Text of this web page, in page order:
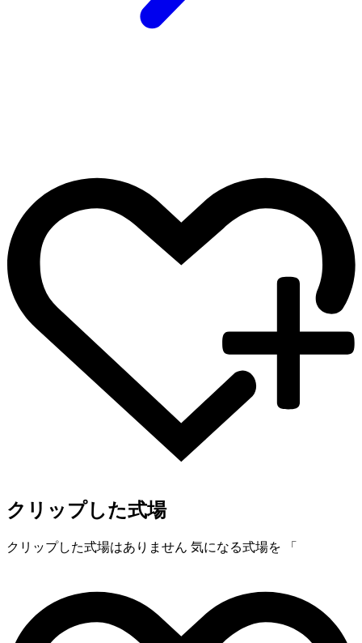
クリップした式場
クリップした式場はありません 気になる式場を 「